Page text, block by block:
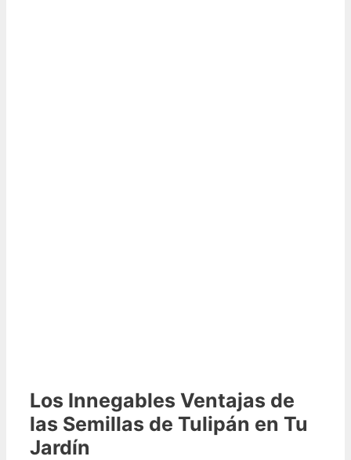
Los Innegables Ventajas de
las Semillas de Tulipán en Tu
Jardín